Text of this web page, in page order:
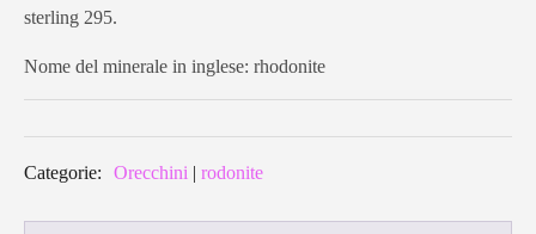
quantità
sterling 295.
Nome del minerale in inglese: rhodonite
Categorie: Orecchini rodonite